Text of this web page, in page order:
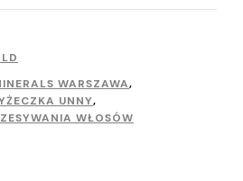
WARSZAWA,
UNNY,
WŁOSÓW